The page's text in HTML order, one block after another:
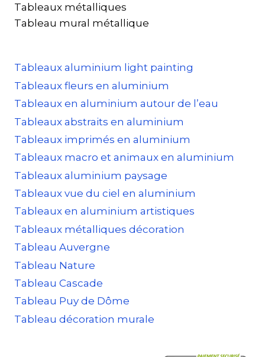
Tableaux métalliques
Tableau mural métallique
Tableaux aluminium light painting
Tableaux fleurs en aluminium
Tableaux en aluminium autour de l’eau
Tableaux abstraits en aluminium
Tableaux imprimés en aluminium
Tableaux macro et animaux en aluminium
Tableaux aluminium paysage
Tableaux vue du ciel en aluminium
Tableaux en aluminium artistiques
Tableaux métalliques décoration
Tableau Auvergne
Tableau Nature
Tableau Cascade
Tableau Puy de Dôme
Tableau décoration murale